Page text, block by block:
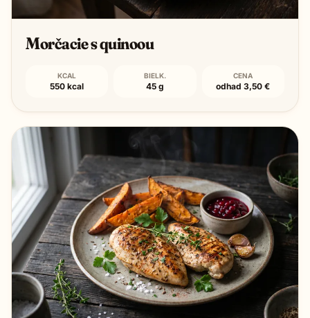
Morčacie s quinoou
KCAL
550 kcal
BIELK.
45 g
CENA
odhad 3,50 €